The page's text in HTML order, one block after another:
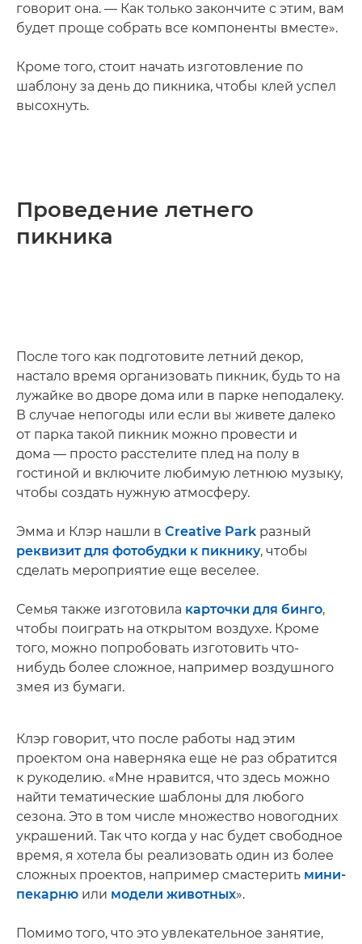
говорит она. — Как только закончите с этим, вам
будет проще собрать все компоненты вместе».
Кроме того, стоит начать изготовление по
шаблону за день до пикника, чтобы клей успел
высохнуть.
Проведение летнего
пикника
После того как подготовите летний декор,
настало время организовать пикник, будь то на
лужайке во дворе дома или в парке неподалеку.
В случае непогоды или если вы живете далеко
от парка такой пикник можно провести и
дома — просто расстелите плед на полу в
гостиной и включите любимую летнюю музыку,
чтобы создать нужную атмосферу.
Эмма и Клэр нашли в Creative Park разный
реквизит для фотобудки к пикнику, чтобы
сделать мероприятие еще веселее.
Семья также изготовила карточки для бинго,
чтобы поиграть на открытом воздухе. Кроме
того, можно попробовать изготовить что-
нибудь более сложное, например воздушного
змея из бумаги.
Клэр говорит, что после работы над этим
проектом она наверняка еще не раз обратится
к рукоделию. «Мне нравится, что здесь можно
найти тематические шаблоны для любого
сезона. Это в том числе множество новогодних
украшений. Так что когда у нас будет свободное
время, я хотела бы реализовать один из более
сложных проектов, например смастерить мини-
пекарню или модели животных».
Помимо того, что это увлекательное занятие,